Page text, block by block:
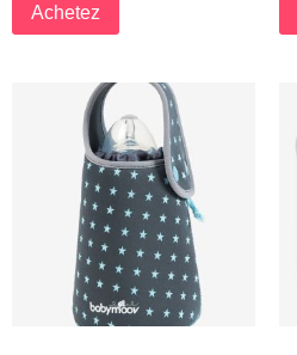
Achetez